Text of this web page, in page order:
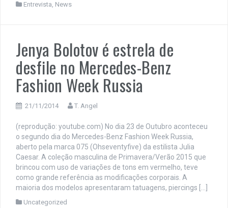
Entrevista, News
Jenya Bolotov é estrela de
desfile no Mercedes-Benz
Fashion Week Russia
21/11/2014 T. Angel
(reprodução: youtube.com) No dia 23 de Outubro aconteceu
o segundo dia do Mercedes-Benz Fashion Week Russia,
aberto pela marca 075 (Ohseventyfive) da estilista Julia
Caesar. A coleção masculina de Primavera/Verão 2015 que
brincou com uso de variações de tons em vermelho, teve
como grande referência as modificações corporais. A
maioria dos modelos apresentaram tatuagens, piercings […]
Uncategorized